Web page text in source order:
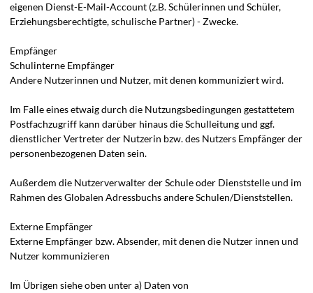
eigenen Dienst-E-Mail-Account (z.B. Schülerinnen und Schüler,
Erziehungsberechtigte, schulische Partner) - Zwecke.
Empfänger
Schulinterne Empfänger
Andere Nutzerinnen und Nutzer, mit denen kommuniziert wird.
Im Falle eines etwaig durch die Nutzungsbedingungen gestattetem
Postfachzugriff kann darüber hinaus die Schulleitung und ggf.
dienstlicher Vertreter der Nutzerin bzw. des Nutzers Empfänger der
personenbezogenen Daten sein.
Außerdem die Nutzerverwalter der Schule oder Dienststelle und im
Rahmen des Globalen Adressbuchs andere Schulen/Dienststellen.
Externe Empfänger
Externe Empfänger bzw. Absender, mit denen die Nutzer innen und
Nutzer kommunizieren
Im Übrigen siehe oben unter a) Daten von